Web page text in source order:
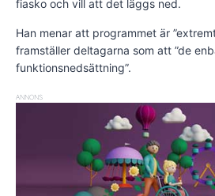
fiasko och vill att det läggs ned.
Han menar att programmet är
framställer deltagarna som att ”de
funktionsnedsättning”.
ANNONS